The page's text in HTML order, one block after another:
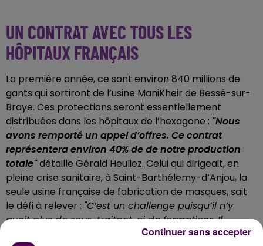
UN CONTRAT AVEC TOUS LES
HÔPITAUX FRANÇAIS
La première année, ce sont environ 840 millions de
gants qui sortiront de l’usine ManiKheir de Bessé-sur-
Braye. Ces protections seront essentiellement
distribuées dans les hôpitaux de l’hexagone : "Nous
avons remporté un appel d’offres. Ce contrat
représentera environ 40% de de notre production
totale"détaille Gérald Heuliez. Celui qui dirigeait, en
pleine crise sanitaire, à Saint-Barthélemy-d’Anjou, la
seule usine française de fabrication de masques, sait
le défi à relever : "C’est un challenge puisqu’il n’y
avait plus de sous-traitant, ni de formations.Il
faudra former tous ceux qui nous rejoignent avec
Continuer sans accepter